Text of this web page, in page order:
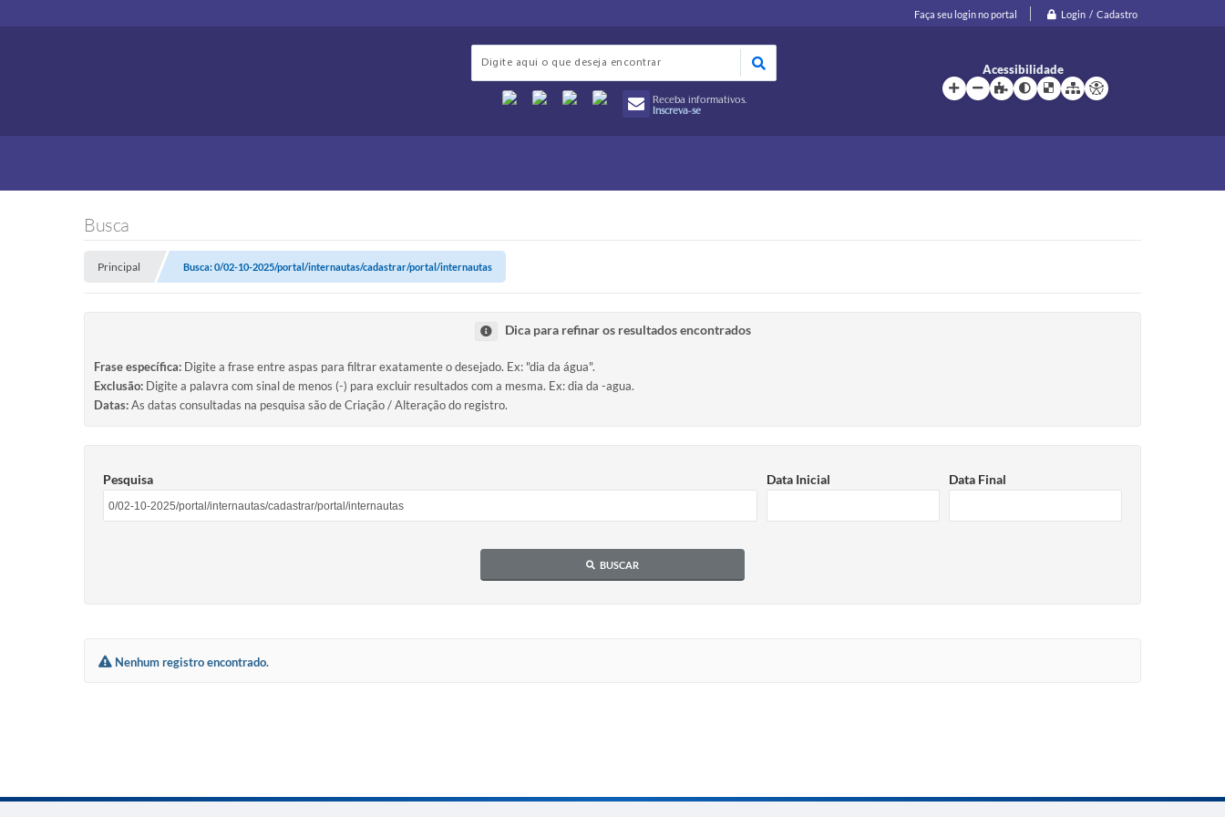
Faça seu login no portal Login / Cadastro
Receba informativos.
Inscreva-se
Acessibilidade
Busca
Principal Busca: 0/02-10-2025/portal/internautas/cadastrar/portal/internautas
Dica para refinar os resultados encontrados
Frase específica: Digite a frase entre aspas para filtrar exatamente o desejado. Ex: "dia da água".
Exclusão: Digite a palavra com sinal de menos (-) para excluir resultados com a mesma. Ex: dia da -agua.
Datas:As datas consultadas na pesquisa são de Criação / Alteração do registro.
Pesquisa Data Inicial Data Final
BUSCAR
Nenhum registro encontrado.